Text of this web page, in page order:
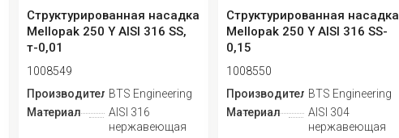
Структурированная насадка
Mellopak 250 Y AISI 316 SS,
т-0,01
1008549
ПроизводительBTS Engineering
Материал
AISI 316
нержавеющая
Структурированная насадка
Mellopak 250 Y AISI 316 SS-
0,15
1008550
ПроизводительBTS Engineering
Материал
AISI 304
нержавеющая